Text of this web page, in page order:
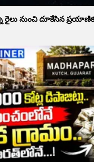
రైలు నుంచి దూకేసిన